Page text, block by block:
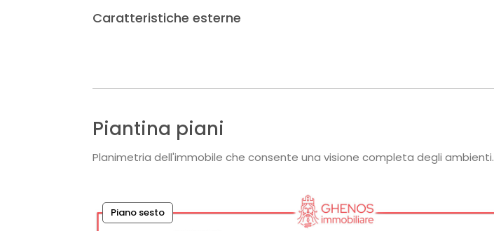
Caratteristiche esterne
Piantina piani
Planimetria dell'immobile che consente una visione completa degli ambienti.
Piano sesto